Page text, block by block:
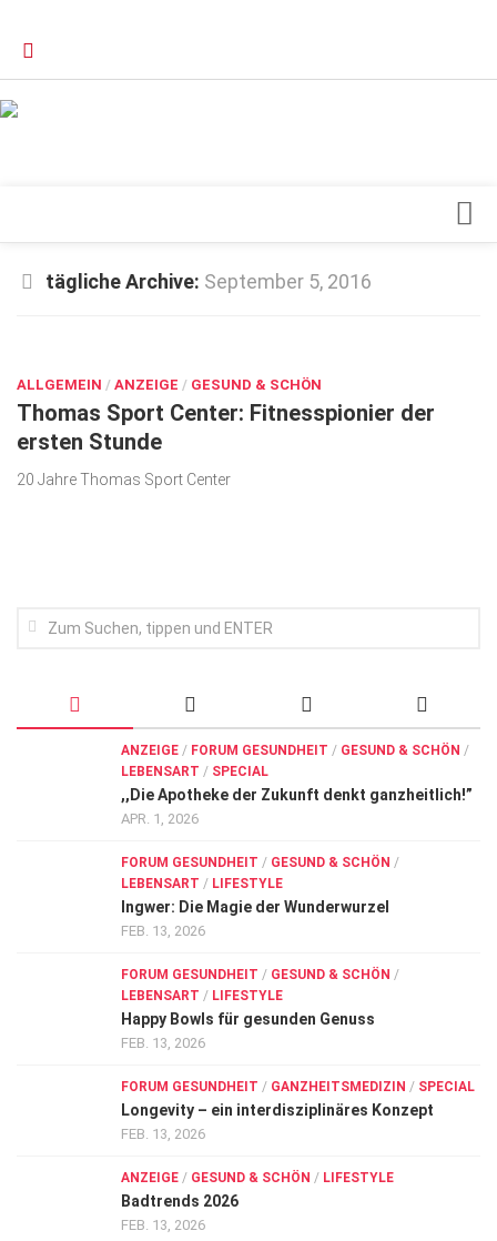
Orthopädie
Schönheit & Wohlbefinden
Special
Allgemein
Innovationen
Kampf gegen Krebs
tägliche Archive: September 5, 2016
ALLGEMEIN / ANZEIGE / GESUND & SCHÖN
Thomas Sport Center: Fitnesspionier der
ersten Stunde
20 Jahre Thomas Sport Center
ANZEIGE / FORUM GESUNDHEIT / GESUND & SCHÖN /
LEBENSART / SPECIAL
,,Die Apotheke der Zukunft denkt ganzheitlich!”
APR. 1, 2026
FORUM GESUNDHEIT / GESUND & SCHÖN /
LEBENSART / LIFESTYLE
Ingwer: Die Magie der Wunderwurzel
FEB. 13, 2026
FORUM GESUNDHEIT / GESUND & SCHÖN /
LEBENSART / LIFESTYLE
Happy Bowls für gesunden Genuss
FEB. 13, 2026
FORUM GESUNDHEIT / GANZHEITSMEDIZIN / SPECIAL
Longevity – ein interdisziplinäres Konzept
FEB. 13, 2026
ANZEIGE / GESUND & SCHÖN / LIFESTYLE
Badtrends 2026
FEB. 13, 2026